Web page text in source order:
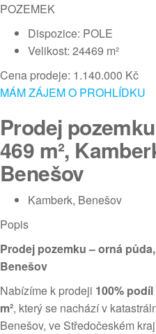
POZEMEK
Dispozice: POLE
Velikost: 24469 m²
Cena prodeje: 1.140.000 Kč
MÁM ZÁJEM O PROHLÍDKU
Prodej
469 m²,
Benešov
Kamberk, Benešov
Popis
Prodej pozemku – orná
Benešov
Nabízíme k prodeji 100%
m², který se nachází v
Benešov, ve Středočeském